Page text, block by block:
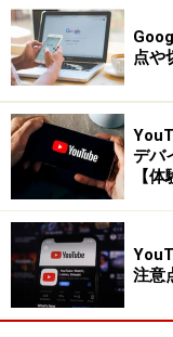
端末が近くにあ
と、iPhoneを大き
すぐに取りに行
ド」をタップしま
れ、他の人は操作
ソコンから
力すると、なくし
うになります。
AppleIDに登録し
点や
デバ
【
注意